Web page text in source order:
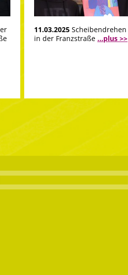
11.03.2025 Scheibendrehen
in der Franzstraße ...plus >>